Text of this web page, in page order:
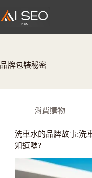
至
容
品牌包裝秘密
消費購物
洗車水的品牌故事:洗
知道嗎?